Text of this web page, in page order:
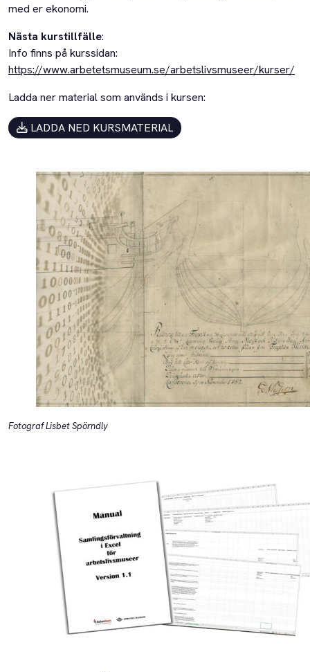
med er ekonomi.
Nästa kurstillfälle:
Info finns på kurssidan:
https://www.arbetetsmuseum.se/arbetslivsmuseer/kurser/
Ladda ner material som används i kursen:
LADDA NED KURSMATERIAL
Fotograf Lisbet Spörndly